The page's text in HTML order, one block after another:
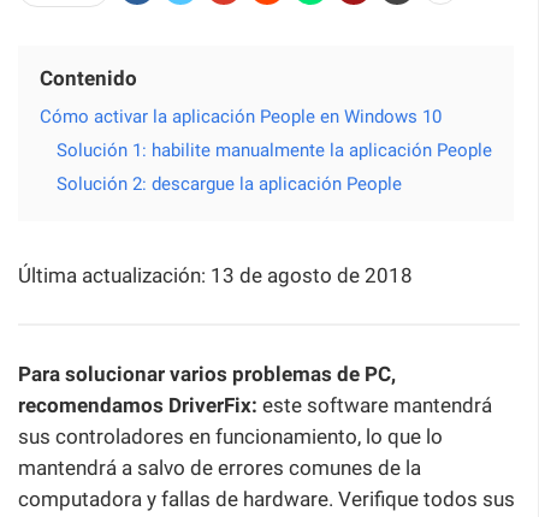
Contenido
Cómo activar la aplicación People en Windows 10
Solución 1: habilite manualmente la aplicación People
Solución 2: descargue la aplicación People
Última actualización: 13 de agosto de 2018
Para solucionar varios problemas de PC,
recomendamos DriverFix: este software mantendrá
sus controladores en funcionamiento, lo que lo
mantendrá a salvo de errores comunes de la
computadora y fallas de hardware. Verifique todos sus